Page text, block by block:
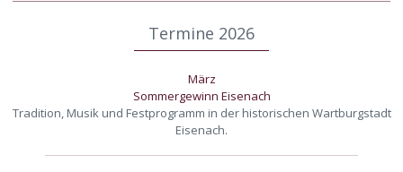
Termine 2026
März
Sommergewinn Eisenach
Tradition, Musik und Festprogramm in der historischen Wartburgstadt
Eisenach.